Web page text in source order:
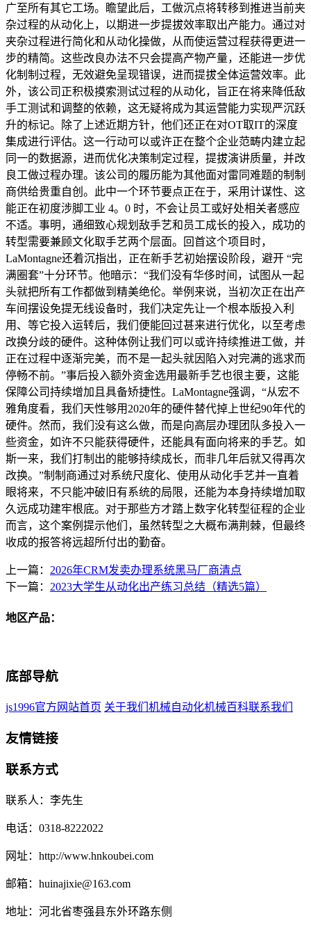
广至所有其它工场。瞻望此后，工做沉点将转移到推进当前夹
杂过程的从动化上，以期进一步提拔效率取出产能力。通过对
夹杂过程进行简化和从动化操做，从而使运营过程获得更进一
步的精简。这些改良办法不只会提高产物产量，还能进一步优
化制制过程，无效避免呈现错误，进而提拔全体运营效率。此
外，该公司正积极摸索测试过程的从动化，旨正在将来降低敌
手工测试和调整的依赖，这无疑将成为其运营能力实现严沉跃
升的标记。除了上述近期方针，他们还正在对OT取IT的深度
集成进行评估。这一行动可以或许正在整个企业范畴内建立起
同一的数据源，进而优化决策制定过程，提拔演讲质量，并改
良工做过程办理。该公司的履历能为其他面对雷同难题的制制
商供给贵重自创。此中一个环节要点正在于，采用计谋性、这
能正在初度涉脚工业 4。0 时，不会让员工或好处相关者感应
不适。事明，通细致心规划敌手艺和员工成长的投入，成功的
转型需要兼顾文化取手艺两个层面。回首这个项目时，
LaMontagne还着沉指出，正在新手艺初始摆设阶段，避开 “完
满圈套”十分环节。他暗示：“我们没有华侈时间，试图从一起
头就把所有工作都做到精美绝伦。举例来说，当初次正在出产
车间摆设免提无线设备时，我们决定先让一个根本版投入利
用、等它投入运转后，我们便能回过甚来进行优化，以至考虑
改换分歧的硬件。这种体例让我们可以或许持续推进工做，并
正在过程中逐渐完美，而不是一起头就因陷入对完满的逃求而
停畅不前。”事后投入额外资金选用最新手艺也很主要，这能
保障公司持续增加且具备矫捷性。LaMontagne强调，“从宏不
雅角度看，我们天性够用2020年的硬件替代掉上世纪90年代的
硬件。然而，我们没有这么做，而是向高层办理团队多投入一
些资金，如许不只能获得硬件，还能具有面向将来的手艺。如
斯一来，我们打制出的能够持续成长，而非几年后就又得再次
改换。”制制商通过对系统尺度化、使用从动化手艺并一直着
眼将来，不只能冲破旧有系统的局限，还能为本身持续增加取
久远成功建牢根底。对于那些方才踏上数字化转型征程的企业
而言，这个案例提示他们，虽然转型之大概布满荆棘，但最终
收成的报答将远超所付出的勤奋。
上一篇： 2026年CRM发卖办理系统黑马厂商清点
下一篇： 2023大学生从动化出产练习总结（精选5篇）
地区产品：
底部导航
js1996官方网站首页 关于我们 机械自动化机械百科联系我们
友情链接
联系方式
联系人：李先生
电话：0318-8222022
网址：http://www.hnkoubei.com
邮箱：huinajixie@163.com
地址：河北省枣强县东外环路东侧